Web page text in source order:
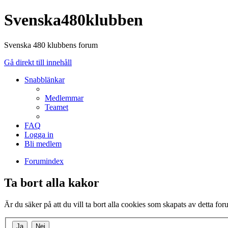
Svenska480klubben
Svenska 480 klubbens forum
Gå direkt till innehåll
Snabblänkar
Medlemmar
Teamet
FAQ
Logga in
Bli medlem
Forumindex
Ta bort alla kakor
Är du säker på att du vill ta bort alla cookies som skapats av detta